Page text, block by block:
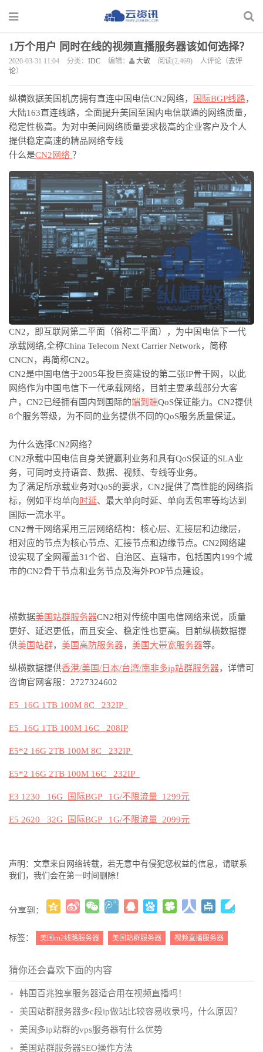
1万个用户 同时在线的视频直播服务器该如何选择？
2020-03-31 11:04 分类： IDC 编辑： 大敏 阅读(2,469) 人评论（去评
论）
纵横数据美国机房拥有直连中国电信CN2 网络， 国际BGP线路，
大陆163直连线路， 全面提升美国至国内电信联通的网络质量，
稳定性极高。为对中美间网络质量要求极高的企业客户及个人
提供稳定高速的精品网络专线
什么是CN2 网络 ？
CN2，即互联网第二平面（俗称二平面），为中国电信下一代
承载网络,全称China Telecom Next Carrier Network，简称
CNCN，再简称CN2。
CN2是中国电信于2005年投巨资建设的第二张IP骨干网，以此
网络作为中国电信下一代承载网络，目前主要承载部分大客
户， CN2已经拥有国内到国际的端到端QoS保证能力。 CN2提供
8个服务等级，为不同的业务提供不同的QoS服务质量保证。
为什么选择CN2 网络？
CN2承载中国电信自身关键赢利业务和具有QoS保证的SLA业
务，可同时支持语音、数据、视频、专线等业务。
为了满足所承载业务对QoS的要求， CN2提供了高性能的网络指
标，例如平均单向时延、最大单向时延、单向丢包率等均达到
国际一流水平。
CN2骨干网络采用三层网络结构：核心层、汇接层和边缘层，
相对应的节点为核心节点、汇接节点和边缘节点。 CN2 网络建
设实现了全网覆盖31个省、自治区、直辖市，包括国内199个城
市的CN2骨干节点和业务节点及海外POP节点建设。
横数据美国站群服务器CN2相对传统中国电信网络来说，质量
更好、延迟更低，而且安全、稳定性也更高。
目前纵横数据提
供美国站群， 美国高防服务器， 美国大带宽服务器等。
纵横数据提供香港/美国/日本/台湾/南非多ip站群服务器，详情可
咨询官网客服： 2727324602
E5 16G 1TB 100M 8C 232IP
E5 16G 1TB 100M 16C 208IP
E5*2 16G 2TB 100M 8C 232IP
E5*2 16G 2TB 100M 16C 232IP
E3 1230 16G 国际BGP 1G/不限流量 1299元
E5 2620 32G 国际BGP 1G/不限流量 2099元
声明：文章来自网络转载，若无意中有侵犯您权益的信息，请联系
我们，我们会在第一时间删除！
分享到：
( )
标签： 美国cn2线路服务器 美国站群服务器 视频直播服务器
猜你还会喜欢下面的内容
韩国百兆独享服务器适合用在视频直播吗！
美国站群服务器多c段ip做站比较容易收录吗，什么原因？
美国多ip站群的vps服务器有什么优势
美国站群服务器SEO操作方法